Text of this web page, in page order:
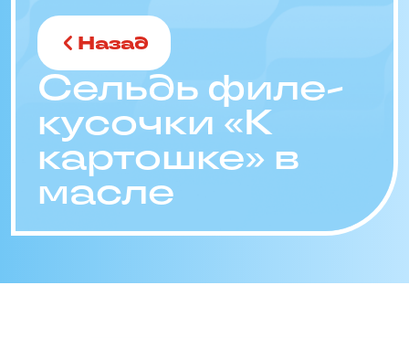
Назад
Сельдь филе-
кусочки «К
картошке» в
масле